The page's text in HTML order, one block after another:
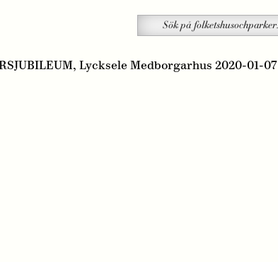
på
folketshusochparker.se
Sök
Lycksele Medborgarhus 2020-01-07